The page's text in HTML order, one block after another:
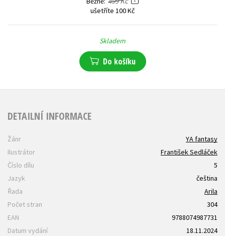
ušetříte 100 Kč
Skladem
Do košíku
DETAILNÍ INFORMACE
Žánr
YA fantasy
Ilustrátor
František Sedláček
Číslo dílu
5
Jazyk
čeština
Řada
Arila
Počet stran
304
EAN
9788074987731
Datum vydání
18.11.2024